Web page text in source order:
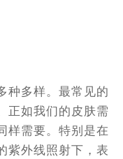
多样。最常见的
正如我们的皮肤需
样需要。特别是在
紫外线照射下，表